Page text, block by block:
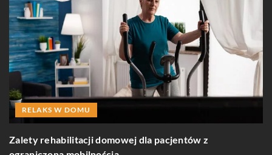
RELAKS W DOMU
Zalety rehabilitacji domowej dla pacjentów z